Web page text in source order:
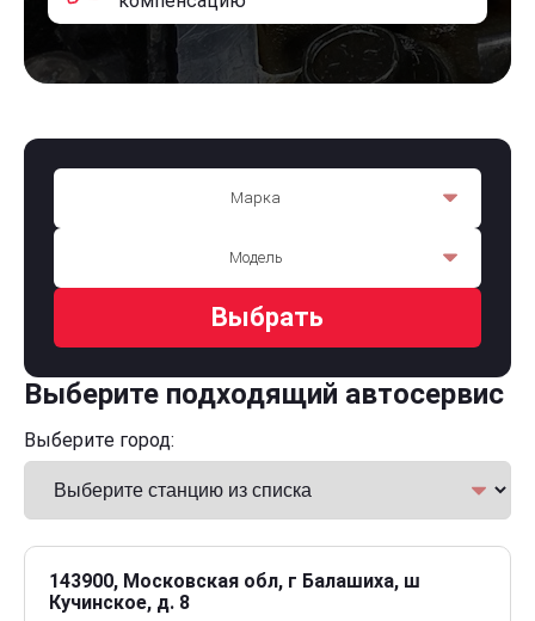
Марка
Модель
Выбрать
Выберите подходящий автосервис
Выберите город:
143900, Московская обл, г Балашиха, ш
Кучинское, д. 8